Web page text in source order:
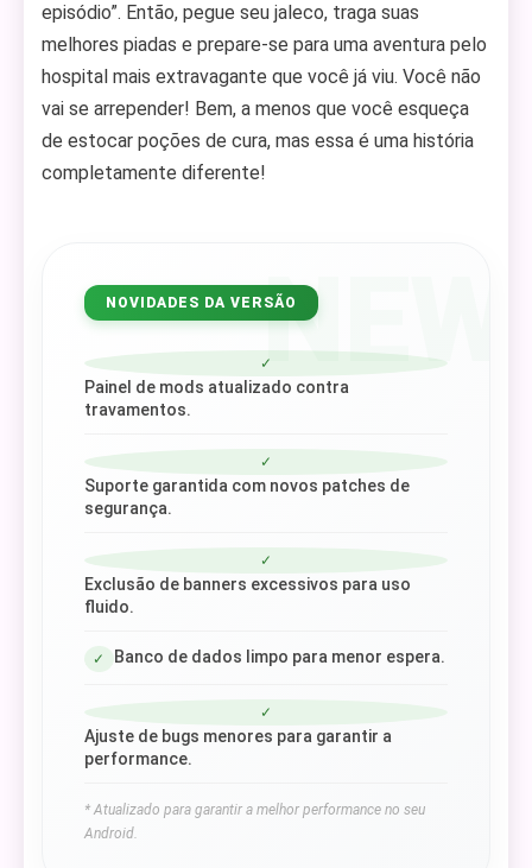
episódio”. Então, pegue seu jaleco, traga suas
melhores piadas e prepare-se para uma aventura pelo
hospital mais extravagante que você já viu. Você não
vai se arrepender! Bem, a menos que você esqueça
de estocar poções de cura, mas essa é uma história
completamente diferente!
NEW
NOVIDADES DA VERSÃO
✓
Painel de mods atualizado contra
travamentos.
✓
Suporte garantida com novos patches de
segurança.
✓
Exclusão de banners excessivos para uso
fluido.
✓ Banco de dados limpo para menor espera.
✓
Ajuste de bugs menores para garantir a
performance.
* Atualizado para garantir a melhor performance no seu
Android.